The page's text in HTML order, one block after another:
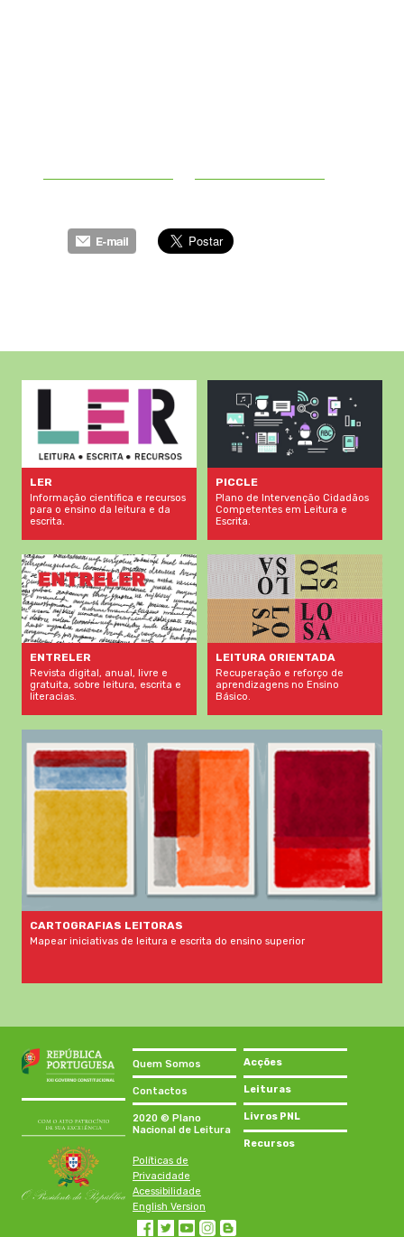
LER
Informação científica e recursos
para o ensino da leitura e da
escrita.
PICCLE
Plano de Intervenção Cidadãos
Competentes em Leitura e
Escrita.
ENTRELER
Revista digital, anual, livre e
gratuita, sobre leitura, escrita e
literacias.
LEITURA ORIENTADA
Recuperação e reforço de
aprendizagens no Ensino
Básico.
CARTOGRAFIAS LEITORAS
Mapear iniciativas de leitura e escrita do ensino superior
Quem Somos
Contactos
2020 © Plano
Nacional de Leitura
Políticas de
Privacidade
Acessibilidade
English Version
Acções
Leituras
Livros PNL
Recursos